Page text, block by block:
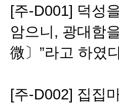
[주-D001] 덕성
암으니, 광대함
微〕”라고 하였
[주-D002] 집집